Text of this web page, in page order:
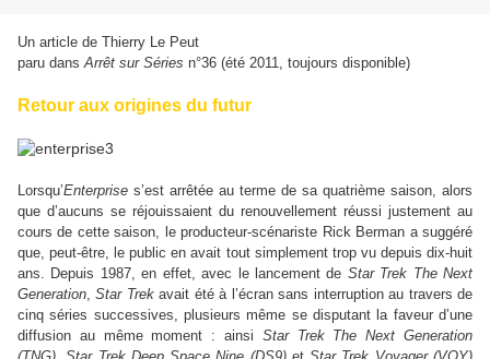
Un article de Thierry Le Peut
paru dansArrêt sur Séries n°36 (été 2011, toujours disponible)
Retour aux origines du futur
Lorsqu’Enterprise s’est arrêtée au terme de sa quatrième saison, alors
que d’aucuns se réjouissaient du renouvellement réussi justement au
cours de cette saison, le producteur-scénariste Rick Berman a suggéré
que, peut-être, le public en avait tout simplement trop vu depuis dix-huit
ans. Depuis 1987, en effet, avec le lancement de Star Trek The Next
Generation,Star Trekavait été à l’écran sans interruption au travers de
cinq séries successives, plusieurs même se disputant la faveur d’une
diffusion au même moment : ainsi Star Trek The Next Generation